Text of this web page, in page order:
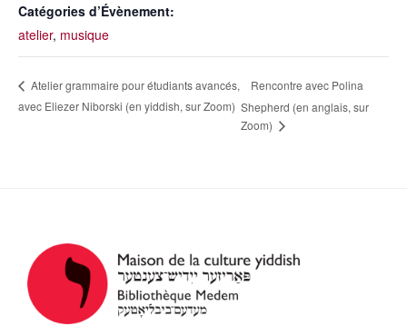
Catégories d’Évènement:
atelier, musique
Atelier grammaire pour étudiants avancés,
avec Eliezer Niborski (en yiddish, sur Zoom)
Rencontre avec Polina
Shepherd (en anglais, sur
Zoom)